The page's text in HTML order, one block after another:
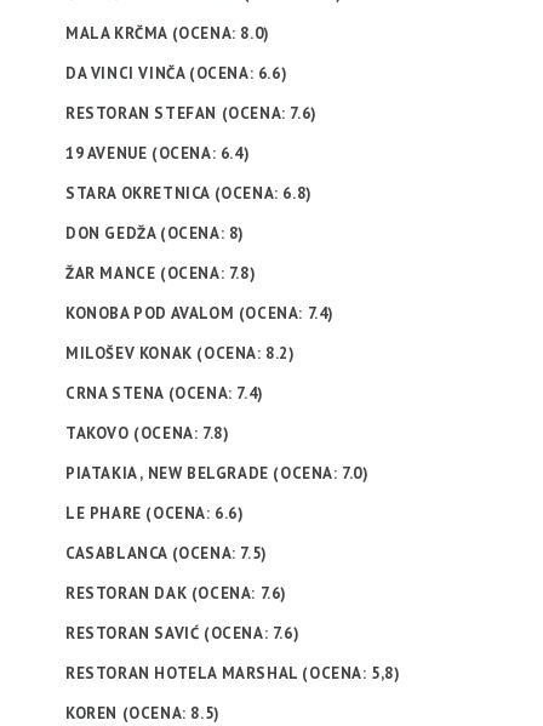
MALA KRČMA (OCENA: 8.0)
DA VINCI VINČA (OCENA: 6.6)
RESTORAN STEFAN (OCENA: 7.6)
19 AVENUE (OCENA: 6.4)
STARA OKRETNICA (OCENA: 6.8)
DON GEDŽA (OCENA: 8)
ŽAR MANCE (OCENA: 7.8)
KONOBA POD AVALOM (OCENA: 7.4)
MILOŠEV KONAK (OCENA: 8.2)
CRNA STENA (OCENA: 7.4)
TAKOVO (OCENA: 7.8)
PIATAKIA , NEW BELGRADE (OCENA: 7.0)
LE PHARE (OCENA: 6.6)
CASABLANCA (OCENA: 7.5)
RESTORAN DAK (OCENA: 7.6)
RESTORAN SAVIĆ (OCENA: 7.6)
RESTORAN HOTELA MARSHAL (OCENA: 5,8)
KOREN (OCENA: 8.5)